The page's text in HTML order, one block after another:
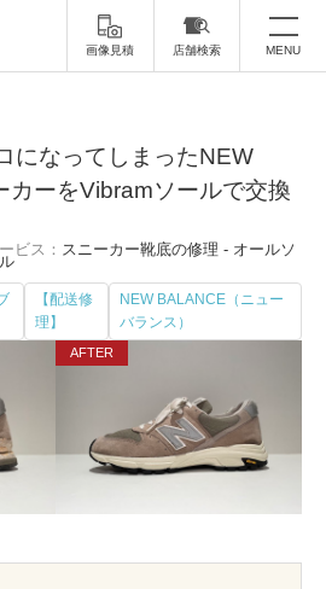
画像見積 店舗検索 MENU
靴修理
合鍵の作製
になってしまったNEW
カーをVibramソールで交換
ビス： スニーカー靴底の修理 - オールソ
【配送修
理】
NEW BALANCE（ニュー
バランス）